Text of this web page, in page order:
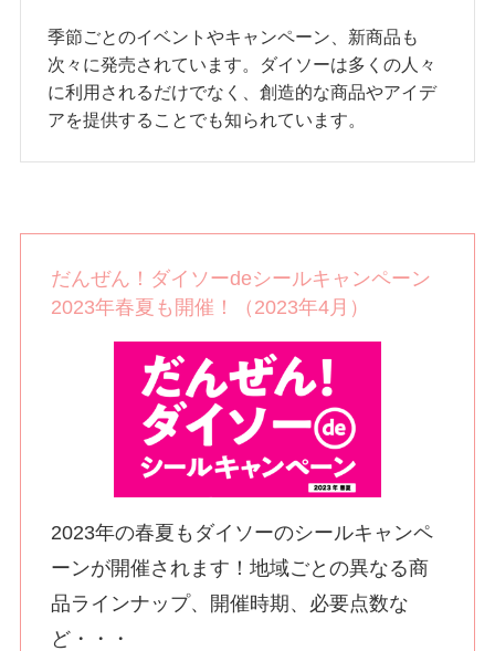
季節ごとのイベントやキャンペーン、新商品も
次々に発売されています。ダイソーは多くの人々
に利用されるだけでなく、創造的な商品やアイデ
アを提供することでも知られています。
だんぜん！ダイソーdeシールキャンペーン
2023年春夏も開催！（2023年4月）
2023年の春夏もダイソーのシールキャンペ
ーンが開催されます！地域ごとの異なる商
品ラインナップ、開催時期、必要点数な
ど・・・